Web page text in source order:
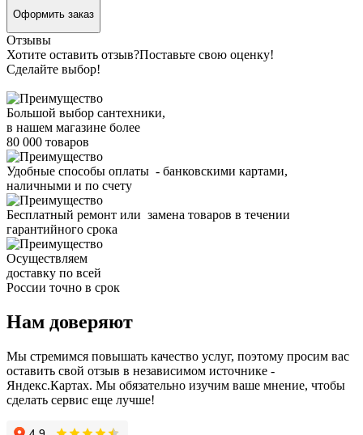
Оформить заказ
Отзывы
Хотите оставить отзыв?Поставьте свою оценку!
Сделайте выбор!
Большой выбор сантехники,
в нашем магазине более
80 000 товаров
Удобные способы оплаты - банковскими картами,
наличными и по счету
Бесплатный ремонт или замена товаров в течении
гарантийного срока
Осуществляем
доставку по всей
России точно в срок
Нам доверяют
Мы стремимся повышать качество услуг, поэтому просим вас
оставить свой отзыв в независимом источнике -
Яндекс.Картах. Мы обязательно изучим ваше мнение, чтобы
сделать сервис еще лучше!